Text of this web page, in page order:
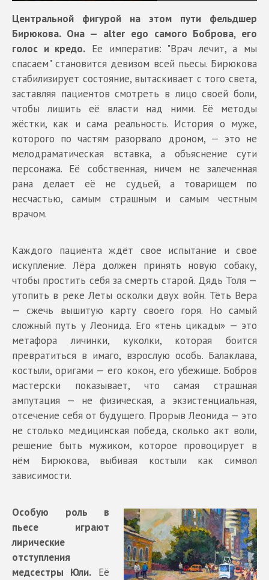
Центральной фигурой на этом пути фельдшер
Бирюкова. Она — alter ego самого Боброва, его
голос и кредо. Ее императив: "Врач лечит, а мы
спасаем" становится девизом всей пьесы. Бирюкова
стабилизирует состояние, вытаскивает с того света,
заставляя пациентов смотреть в лицо своей боли,
чтобы лишить её власти над ними. Её методы
жёстки, как и сама реальность. История о муже,
которого по частям разорвало дроном, — это не
мелодраматическая вставка, а объяснение сути
персонажа. Её собственная, ничем не залеченная
рана делает её не судьей, а товарищем по
несчастью, самым страшным и самым честным
врачом.
Каждого пациента ждёт свое испытание и свое
искупление. Лёра должен принять новую собаку,
чтобы простить себя за смерть старой. Дядь Толя —
утопить в реке Леты осколки двух войн. Тёть Вера
— сжечь вышитую карту своего горя. Но самый
сложный путь у Леонида. Его «тень цикады» — это
метафора личинки, куколки, которая боится
превратиться в имаго, взрослую особь. Балаклава,
костыли, оригами — его кокон, его убежище. Бобров
мастерски показывает, что самая страшная
ампутация — не физическая, а экзистенциальная,
отсечение себя от будущего. Прорыв Леонида — это
не столько медицинская победа, сколько акт воли,
решение быть мужиком, которое провоцирует в
нём Бирюкова, выбивая костыли как символ
зависимости.
Особую роль в
пьесе играют
лирические
отступления
медсестры Юли. Её